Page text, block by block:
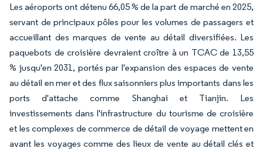
Les aéroports ont détenu 66,05 % de la part de marché en 2025,
servant de principaux pôles pour les volumes de passagers et
accueillant des marques de vente au détail diversifiées. Les
paquebots de croisière devraient croître à un TCAC de 13,55
% jusqu'en 2031, portés par l'expansion des espaces de vente
au détail en mer et des flux saisonniers plus importants dans les
ports d'attache comme Shanghai et Tianjin. Les
investissements dans l'infrastructure du tourisme de croisière
et les complexes de commerce de détail de voyage mettent en
avant les voyages comme des lieux de vente au détail clés et